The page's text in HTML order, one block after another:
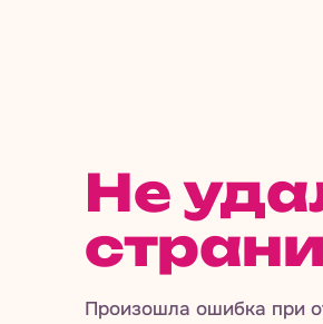
Не
Произошла ошибка при